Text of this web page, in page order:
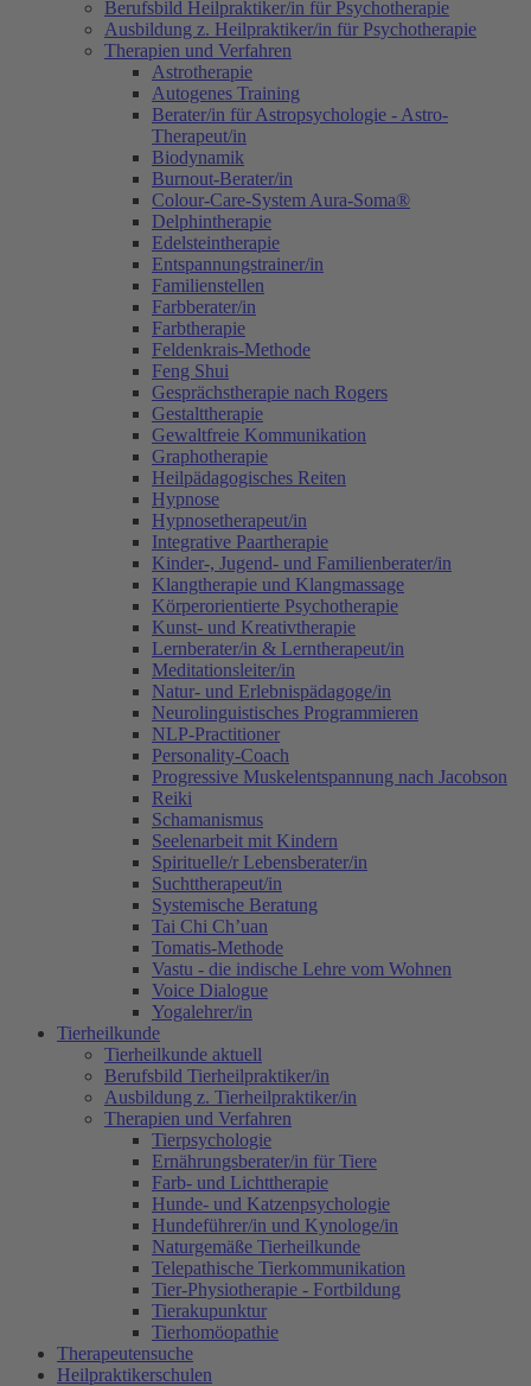
Berufsbild Heilpraktiker/in für Psychotherapie
Ausbildung z. Heilpraktiker/in für Psychotherapie
Therapien und Verfahren
Astrotherapie
Autogenes Training
Berater/in für Astropsychologie - Astro-
Therapeut/in
Biodynamik
Burnout-Berater/in
Colour-Care-System Aura-Soma®
Delphintherapie
Edelsteintherapie
Entspannungstrainer/in
Familienstellen
Farbberater/in
Farbtherapie
Feldenkrais-Methode
Feng Shui
Gesprächstherapie nach Rogers
Gestalttherapie
Gewaltfreie Kommunikation
Graphotherapie
Heilpädagogisches Reiten
Hypnose
Hypnosetherapeut/in
Integrative Paartherapie
Kinder-, Jugend- und Familienberater/in
Klangtherapie und Klangmassage
Körperorientierte Psychotherapie
Kunst- und Kreativtherapie
Lernberater/in & Lerntherapeut/in
Meditationsleiter/in
Natur- und Erlebnispädagoge/in
Neurolinguistisches Programmieren
NLP-Practitioner
Personality-Coach
Progressive Muskelentspannung nach Jacobson
Reiki
Schamanismus
Seelenarbeit mit Kindern
Spirituelle/r Lebensberater/in
Suchttherapeut/in
Systemische Beratung
Tai Chi Ch’uan
Tomatis-Methode
Vastu - die indische Lehre vom Wohnen
Voice Dialogue
Yogalehrer/in
Tierheilkunde
Tierheilkunde aktuell
Berufsbild Tierheilpraktiker/in
Ausbildung z. Tierheilpraktiker/in
Therapien und Verfahren
Tierpsychologie
Ernährungsberater/in für Tiere
Farb- und Lichttherapie
Hunde- und Katzenpsychologie
Hundeführer/in und Kynologe/in
Naturgemäße Tierheilkunde
Telepathische Tierkommunikation
Tier-Physiotherapie - Fortbildung
Tierakupunktur
Tierhomöopathie
Therapeutensuche
Heilpraktikerschulen